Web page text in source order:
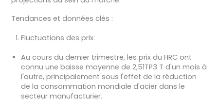
Tendances et données clés :
Fluctuations des prix:
Au cours du dernier trimestre, les prix du HRC ont
connu une baisse moyenne de 2,51TP3 T d'un mois à
l'autre, principalement sous l'effet de la réduction
de la consommation mondiale d'acier dans le
secteur manufacturier.